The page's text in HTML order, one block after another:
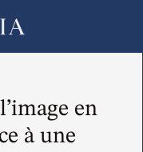
en
à une